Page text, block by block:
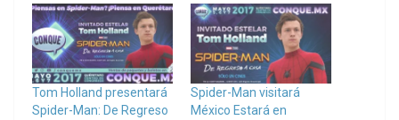
Tom Holland presentará
Spider-Man: De Regreso
Spider-Man visitará
México Estará en